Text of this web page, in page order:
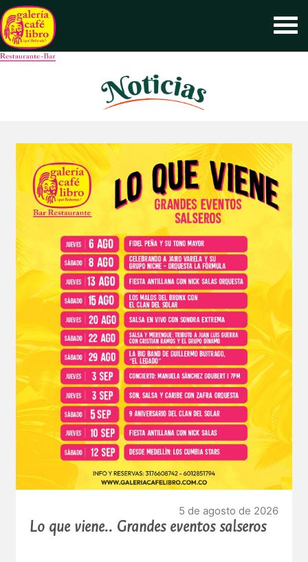
5 de agosto de 2026
Lo que viene.. Grandes eventos salseros